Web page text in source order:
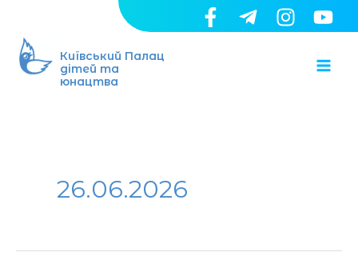
вмісту
Київський Палац
дітей та
юнацтва
26.06.2026